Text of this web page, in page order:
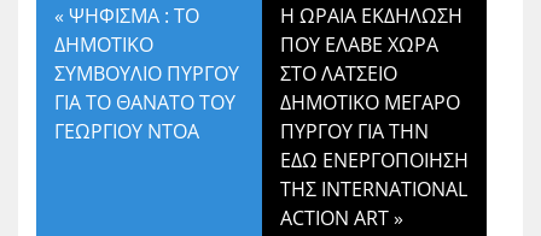
« ΨΗΦΙΣΜΑ : ΤΟ
ΔΗΜΟΤΙΚΟ
ΣΥΜΒΟΥΛΙΟ ΠΥΡΓΟΥ
ΓΙΑ ΤΟ ΘΑΝΑΤΟ ΤΟΥ
ΓΕΩΡΓΙΟΥ ΝΤΟΑ
Η ΩΡΑΙΑ ΕΚΔΗΛΩΣΗ
ΠΟΥ ΕΛΑΒΕ ΧΩΡΑ
ΣΤΟ ΛΑΤΣΕΙΟ
ΔΗΜΟΤΙΚΟ ΜΕΓΑΡΟ
ΠΥΡΓΟΥ ΓΙΑ ΤΗΝ
ΕΔΩ ΕΝΕΡΓΟΠΟΙΗΣΗ
ΤΗΣ INTERNATIONAL
ACTION ART»